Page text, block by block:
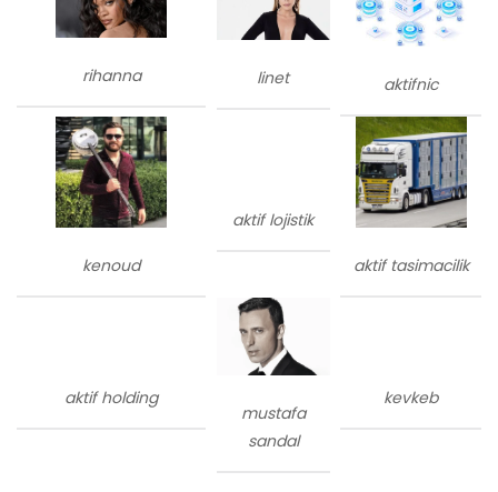
rihanna linet aktifnic
kenoud
aktif lojistik
aktif tasimacilik
aktif holding
mustafa
sandal
kevkeb